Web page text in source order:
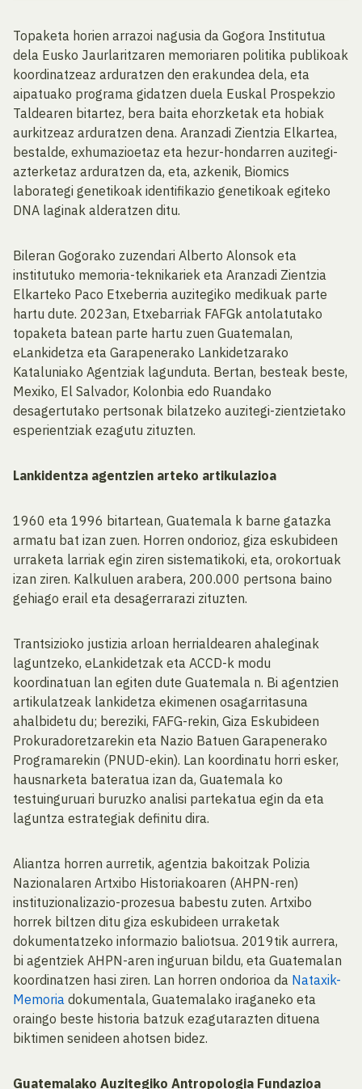
Topaketa horien arrazoi nagusia da Gogora Institutua
dela Eusko Jaurlaritzaren memoriaren politika publikoak
koordinatzeaz arduratzen den erakundea dela, eta
aipatuako programa gidatzen duela Euskal Prospekzio
Taldearen bitartez, bera baita ehorzketak eta hobiak
aurkitzeaz arduratzen dena. Aranzadi Zientzia Elkartea,
bestalde, exhumazioetaz eta hezur-hondarren auzitegi-
azterketaz arduratzen da, eta, azkenik, Biomics
laborategi genetikoak identifikazio genetikoak egiteko
DNA laginak alderatzen ditu.
Bileran Gogorako zuzendari Alberto Alonsok eta
institutuko memoria-teknikariek eta Aranzadi Zientzia
Elkarteko Paco Etxeberria auzitegiko medikuak parte
hartu dute. 2023an, Etxebarriak FAFGk antolatutako
topaketa batean parte hartu zuen Guatemalan,
eLankidetza eta Garapenerako Lankidetzarako
Kataluniako Agentziak lagunduta. Bertan, besteak beste,
Mexiko, El Salvador, Kolonbia edo Ruandako
desagertutako pertsonak bilatzeko auzitegi-zientzietako
esperientziak ezagutu zituzten.
Lankidentza agentzien arteko artikulazioa
1960 eta 1996 bitartean, Guatemala k barne gatazka
armatu bat izan zuen. Horren ondorioz, giza eskubideen
urraketa larriak egin ziren sistematikoki, eta, orokortuak
izan ziren. Kalkuluen arabera, 200.000 pertsona baino
gehiago erail eta desagerrarazi zituzten.
Trantsizioko justizia arloan herrialdearen ahaleginak
laguntzeko, eLankidetzak eta ACCD-k modu
koordinatuan lan egiten dute Guatemala n. Bi agentzien
artikulatzeak lankidetza ekimenen osagarritasuna
ahalbidetu du; bereziki, FAFG-rekin, Giza Eskubideen
Prokuradoretzarekin eta Nazio Batuen Garapenerako
Programarekin (PNUD-ekin). Lan koordinatu horri esker,
hausnarketa bateratua izan da, Guatemala ko
testuinguruari buruzko analisi partekatua egin da eta
laguntza estrategiak definitu dira.
Aliantza horren aurretik, agentzia bakoitzak Polizia
Nazionalaren Artxibo Historiakoaren (AHPN-ren)
instituzionalizazio-prozesua babestu zuten. Artxibo
horrek biltzen ditu giza eskubideen urraketak
dokumentatzeko informazio baliotsua. 2019tik aurrera,
bi agentziek AHPN-aren inguruan bildu, eta Guatemalan
koordinatzen hasi ziren. Lan horren ondorioa da Nataxik-
Memoria dokumentala, Guatemalako iraganeko eta
oraingo beste historia batzuk ezagutarazten dituena
biktimen senideen ahotsen bidez.
Guatemalako Auzitegiko Antropologia Fundazioa